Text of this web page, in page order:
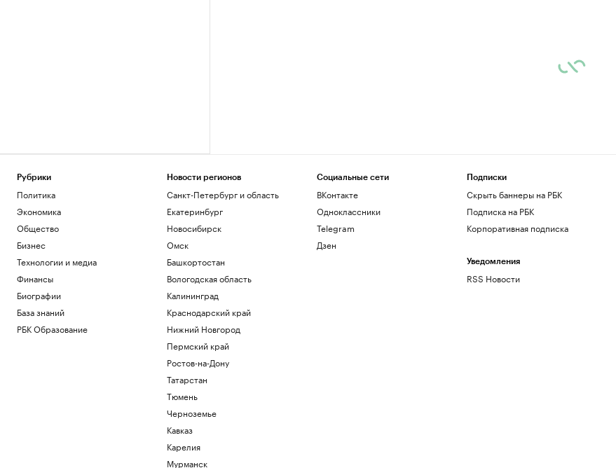
Рубрики
Политика
Экономика
Общество
Бизнес
Технологии и медиа
Финансы
Биографии
База знаний
РБК Образование
Новости регионов
Санкт-Петербург и область
Екатеринбург
Новосибирск
Омск
Башкортостан
Вологодская область
Калининград
Краснодарский край
Нижний Новгород
Пермский край
Ростов-на-Дону
Татарстан
Тюмень
Черноземье
Кавказ
Карелия
Мурманск
Социальные сети
ВКонтакте
Одноклассники
Telegram
Дзен
Подписки
Скрыть баннеры на РБК
Подписка на РБК
Корпоративная подписка
Уведомления
RSS Новости